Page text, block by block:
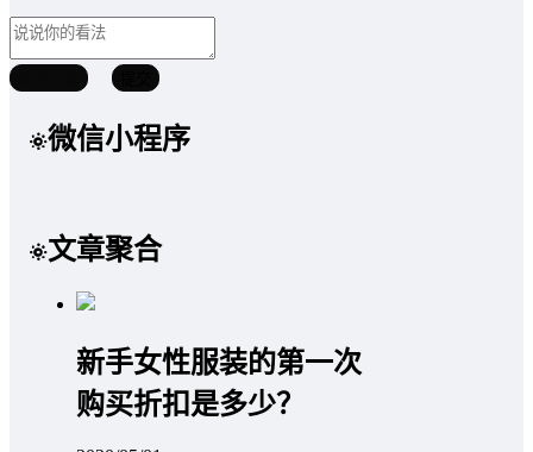
微信小程序
文章聚合
新手女性服装的第一次
购买折扣是多少？